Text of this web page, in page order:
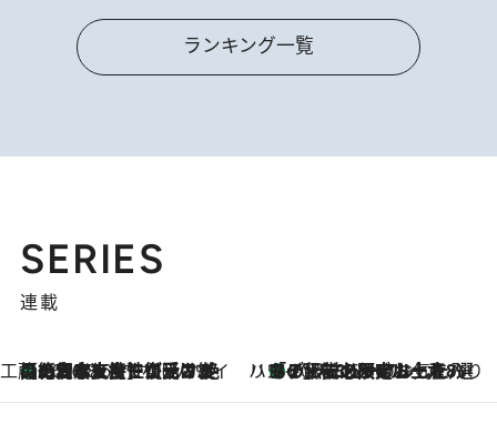
ランキング一覧
SERIES
連載
工藤まやのおもてなしハワイ
2026.8.6
【ハワイ土産】ローカルの絶大な支持で復活！ 絶品の幻クッキー《元ファンの日本人女性が受け継いだ名店》 ハワイ賢者 リサのお気に入りリスト2026.8.6
あの伝説の限定トートも！ リニューアルした「ディーン＆デルーカ ハワイ」で必須のお土産8選